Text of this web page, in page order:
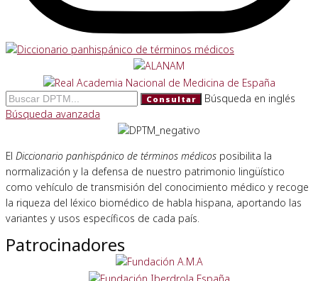
Consultar
Búsqueda en inglés
Búsqueda avanzada
El Diccionario panhispánico de términos médicos posibilita la
normalización y la defensa de nuestro patrimonio lingüístico
como vehículo de transmisión del conocimiento médico y recoge
la riqueza del léxico biomédico de habla hispana, aportando las
variantes y usos específicos de cada país.
Patrocinadores